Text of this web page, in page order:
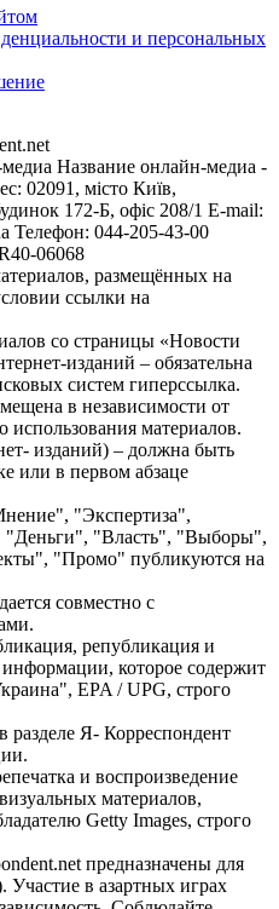
и персональных
Название онлайн-медиа -
02091, місто Київ,
172-Б, офіс 208/1 E-mail:
Телефон: 044-205-43-00
06068
размещённых на
ссылки на
со страницы «Новости
изданий – обязательна
систем гиперссылка.
в независимости от
использования материалов.
изданий) – должна быть
или в первом абзаце
"Экспертиза",
"Деньги", "Власть", "Выборы",
"Промо" публикуются на
совместно с
републикация и
информации, которое содержит
EPA / UPG, строго
разделе Я- Корреспондент
и воспроизведение
материалов,
Getty Images, строго
предназначены для
Участие в азартных играх